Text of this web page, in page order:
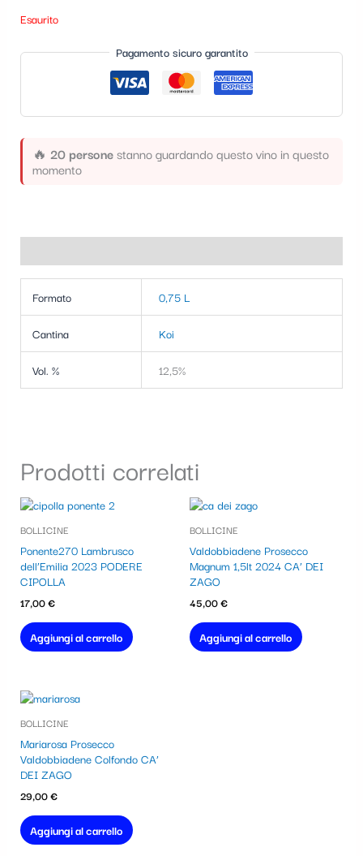
Esaurito
Pagamento sicuro garantito
🔥 20 personestanno guardando questo vino in questo
momento
Formato 0,75 L
Cantina Koi
Vol. % 12,5%
Prodotti correlati
BOLLICINE
Ponente270 Lambrusco
dell’Emilia 2023 PODERE
CIPOLLA
17,00€
Aggiungi al carrello
BOLLICINE
Valdobbiadene Prosecco
Magnum 1,5lt 2024 CA’ DEI
ZAGO
45,00€
Aggiungi al carrello
BOLLICINE
Mariarosa Prosecco
Valdobbiadene Colfondo CA’
DEI ZAGO
29,00€
Aggiungi al carrello